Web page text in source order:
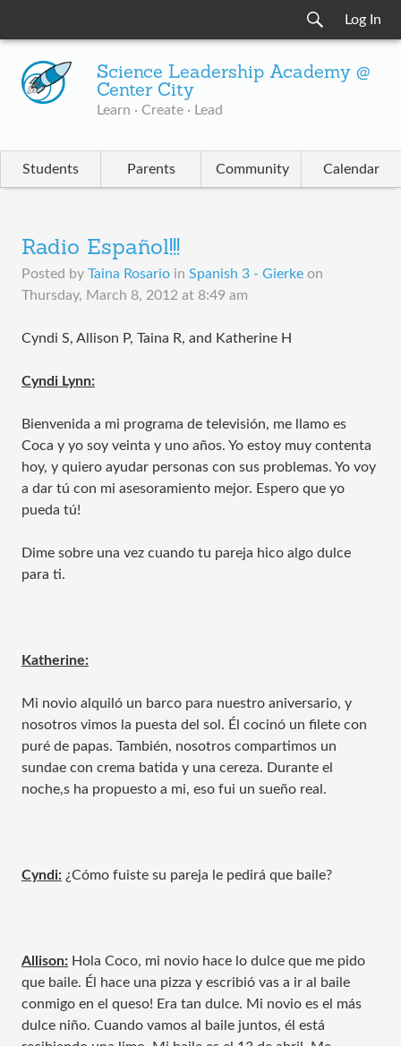
Log In
Science Leadership Academy @
Center City
Learn · Create · Lead
Students Parents Community Calendar
Radio Español!!!
Posted by Taina Rosario in Spanish 3 - Gierke on
Thursday, March 8, 2012 at 8:49 am
Cyndi S, Allison P, Taina R, and Katherine H
Cyndi Lynn:
Bienvenida a mi programa de televisión, me llamo es
Coca y yo soy veinta y uno años. Yo estoy muy contenta
hoy, y quiero ayudar personas con sus problemas. Yo voy
a dar tú con mi asesoramiento mejor. Espero que yo
pueda tú!
Dime sobre una vez cuando tu pareja hico algo dulce
para ti.
Katherine:
Mi novio alquiló un barco para nuestro aniversario, y
nosotros vimos la puesta del sol. Él cocinó un filete con
puré de papas. También, nosotros compartimos un
sundae con crema batida y una cereza. Durante el
noche,s ha propuesto a mi, eso fui un sueño real.
Cyndi: ¿Cómo fuiste su pareja le pedirá que baile?
Allison: Hola Coco, mi novio hace lo dulce que me pido
que baile. Él hace una pizza y escribió vas a ir al baile
conmigo en el queso! Era tan dulce. Mi novio es el más
dulce niño. Cuando vamos al baile juntos, él está